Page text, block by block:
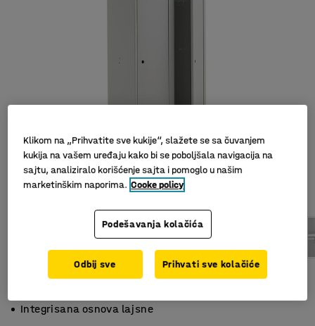
Klasičan dizajn
Integrisana osnova lajsne
Klikom na „Prihvatite sve kukije“, slažete se sa čuvanjem
kukija na vašem uređaju kako bi se poboljšala navigacija na
sajtu, analiziralo korišćenje sajta i pomoglo u našim
marketinškim naporima. Cooke policy
Podešavanja kolačića
Odbij sve Prihvati sve kolačiće